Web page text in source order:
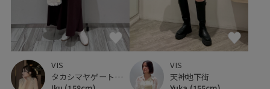
VIS
タカシマヤゲートタワーモール
VIS
天神地下街